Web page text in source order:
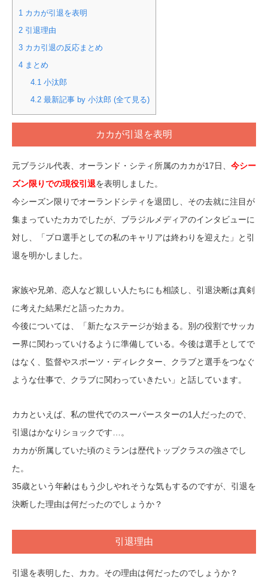
1 カカが引退を表明
2 引退理由
3 カカ引退の反応まとめ
4 まとめ
4.1 小汰郎
4.2最新記事 by 小汰郎 (全て見る)
カカが引退を表明
元ブラジル代表、オーランド・シティ所属のカカが17日、 今シー
ズン限りでの現役引退を表明しました。
今シーズン限りでオーランドシティを退団し、その去就に注目が
集まっていたカカでしたが、ブラジルメディアのインタビューに
対し、「プロ選手としての私のキャリアは終わりを迎えた」と引
退を明かしました。
家族や兄弟、恋人など親しい人たちにも相談し、引退決断は真剣
に考えた結果だと語ったカカ。
今後については、「新たなステージが始まる。別の役割でサッカ
ー界に関わっていけるように準備している。今後は選手としてで
はなく、監督やスポーツ・ディレクター、クラブと選手をつなぐ
ような仕事で、クラブに関わっていきたい」と話しています。
カカといえば、私の世代でのスーパースターの1人だったので、
引退はかなりショックです…。
カカが所属していた頃のミランは歴代トップクラスの強さでし
た。
35歳という年齢はもう少しやれそうな気もするのですが、引退を
決断した理由は何だったのでしょうか？
引退理由
引退を表明した、カカ。その理由は何だったのでしょうか？